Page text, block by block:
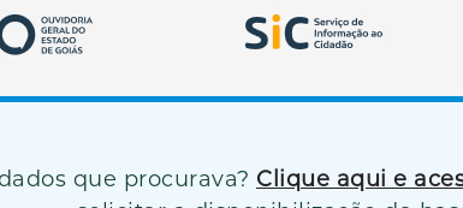
que procurava? Clique aqui e